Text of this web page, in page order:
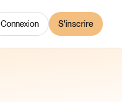
Connexion S'inscrire